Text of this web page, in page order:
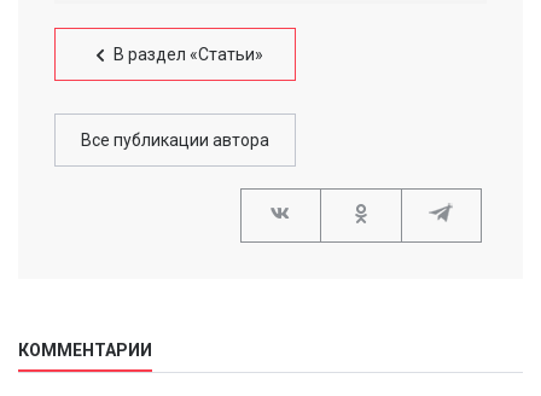
В раздел «Статьи»
Все публикации автора
КОММЕНТАРИИ